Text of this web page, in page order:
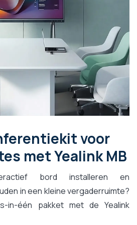
voor
met Yealink MB
bord installeren en
in een kleine vergaderruimte?
in-één pakket met de Yealink